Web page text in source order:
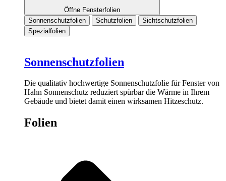
Öffne Fensterfolien
Sonnenschutzfolien
Schutzfolien
Sichtschutzfolien
Spezialfolien
Sonnenschutzfolien
Die qualitativ hochwertige Sonnenschutzfolie für Fenster von
Hahn Sonnenschutz reduziert spürbar die Wärme in Ihrem
Gebäude und bietet damit einen wirksamen Hitzeschutz.
Folien